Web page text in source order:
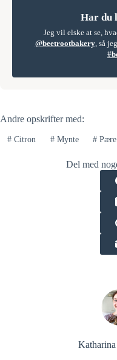
Har du
Jeg vil elske at se,
@beetrootbakery, så
Andre opskrifter med:
#Citron #Mynte # Pære
Del med